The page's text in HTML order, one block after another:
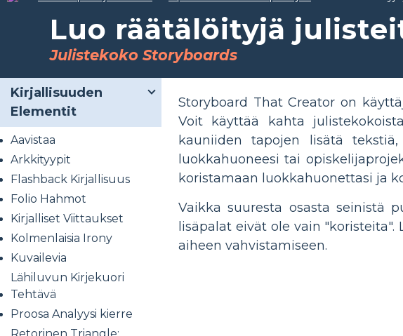
Luo räätälöityjä
Julistekoko Storyboards
Kirjallisuuden
Elementit
Aavistaa
Arkkityypit
Flashback Kirjallisuus
Folio Hahmot
Kirjalliset Viittaukset
Kolmenlaisia ​​Irony
Kuvailevia
Lähiluvun Kirjekuori
Tehtävä
Proosa Analyysi kierre
Storyboard That Creator on
Voit käyttää kahta
kauniiden tapojen lisätä
luokkahuoneesi tai
koristamaan luokkahuonettasi ja
Vaikka suuresta osasta seinistä
lisäpalat eivät ole vain
aiheen vahvistamiseen.